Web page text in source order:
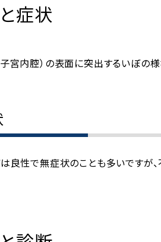
症状
宮内腔）の表面に突出するいぼの様
良性で無症状のことも多いですが